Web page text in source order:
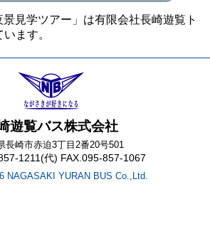
見学ツアー」は有限会社長崎遊覧ト
ます。
遊覧バス株式会社
長崎市赤迫3丁目2番20号501
1211(代) FAX.095-857-1067
NAGASAKI YURAN BUS Co.,Ltd.